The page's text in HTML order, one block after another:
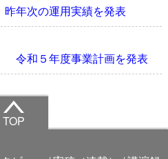
年次の運用実績を発表
令和５年度事業計画を発表
TOP